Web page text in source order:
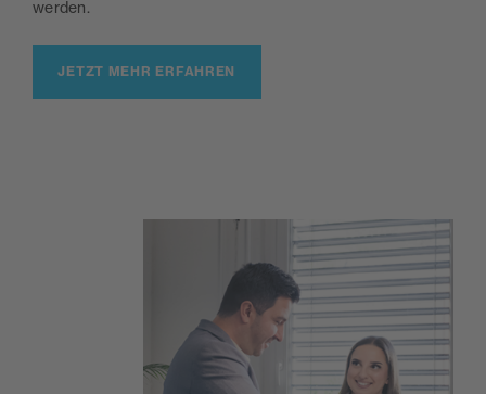
werden.
JETZT MEHR ERFAHREN